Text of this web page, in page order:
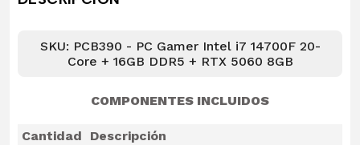
SKU: PCB390 - PC Gamer Intel i7 14700F 20-
Core + 16GB DDR5 + RTX 5060 8GB
COMPONENTES INCLUIDOS
Cantidad
Descripción